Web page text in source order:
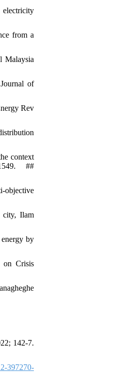
from a
Malaysia
of
Rev
context
##
objective
city, Ilam
by
on Crisis
142-7.
397270-